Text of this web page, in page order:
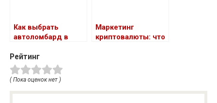
Как выбрать
автоломбард в
Маркетинг
криптовалюты: что
Рейтинг
( Пока оценок нет )